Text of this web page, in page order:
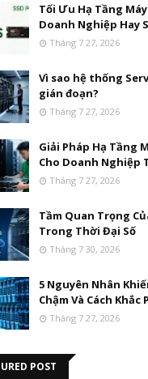
Tối Ưu Hạ Tầng
Doanh Nghiệp Hay
Tháng 7 27, 2026
Vì sao hệ thống
gián đoạn?
Tháng 7 27, 2026
Giải Pháp Hạ Tầng
Cho Doanh Nghiệp
Tháng 7 27, 2026
Tầm Quan Trọng
Trong Thời Đại Số
Tháng 7 30, 2026
5 Nguyên Nhân
Chậm Và Cách Khắc
Tháng 7 27, 2026
POST